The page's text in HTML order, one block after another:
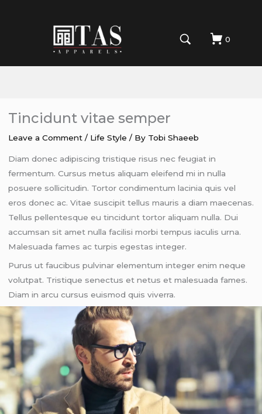
0
Tincidunt vitae semper
Leave a Comment / Life Style / By Tobi Shaeeb
Diam donec adipiscing tristique risus nec feugiat in
fermentum. Cursus metus aliquam eleifend mi in nulla
posuere sollicitudin. Tortor condimentum lacinia quis vel
eros donec ac. Vitae suscipit tellus mauris a diam maecenas.
Tellus pellentesque eu tincidunt tortor aliquam nulla. Dui
accumsan sit amet nulla facilisi morbi tempus iaculis urna.
Malesuada fames ac turpis egestas integer.
Purus ut faucibus pulvinar elementum integer enim neque
volutpat. Tristique senectus et netus et malesuada fames.
Diam in arcu cursus euismod quis viverra.